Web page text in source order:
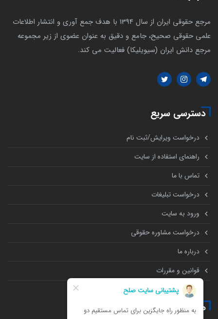
مرجع حقوقی ایران از سال 1394 با هدف جمع آوری و انتشار اطلاعات
علمی حقوقی صحیح، جامع و دقیق به عنوان عضوی از زیر مجموعه
مرجع دانش ایران (سیویلیکا) فعالیت می کند.
دسترسی سریع
درخواست ویرایش/ثبت نام
راهنمای استفاده از سایت
تماس با ما
درخواست تبلیغات
ورود به سایت
درخواست مشاوره حقوقی
درباره ما
قوانین و مقررات
همه چیز درباره